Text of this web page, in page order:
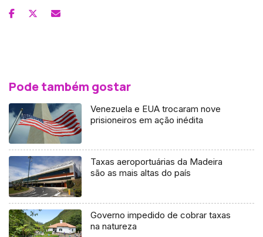
Pode também gostar
Venezuela e EUA trocaram nove
prisioneiros em ação inédita
Taxas aeroportuárias da Madeira
são as mais altas do país
Governo impedido de cobrar taxas
na natureza